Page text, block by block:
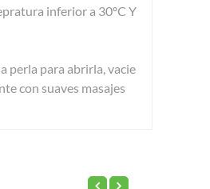
inferior a 30ºC Y
perla para abrirla, vacie
con suaves masajes